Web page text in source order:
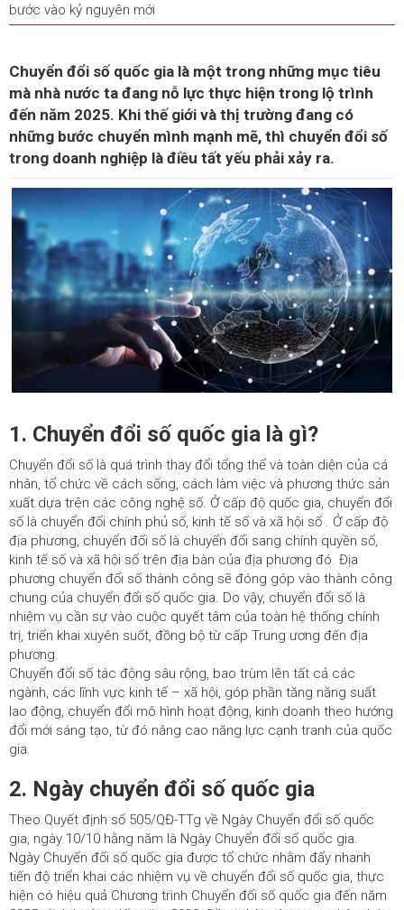
bước vào kỷ nguyên mới
Chuyển đổi số quốc gia là một trong những mục tiêu
mà nhà nước ta đang nỗ lực thực hiện trong lộ trình
đến năm 2025. Khi thế giới và thị trường đang có
những bước chuyển mình mạnh mẽ, thì chuyển đổi số
trong doanh nghiệp là điều tất yếu phải xảy ra.
1. Chuyển đổi số quốc gia là gì?
Chuyển đổi số là quá trình thay đổi tổng thể và toàn diện của cá
nhân, tổ chức về cách sống, cách làm việc và phương thức sản
xuất dựa trên các công nghệ số. Ở cấp độ quốc gia, chuyển đổi
số là chuyển đổi chính phủ số, kinh tế số và xã hội số . Ở cấp độ
địa phương, chuyển đổi số là chuyển đổi sang chính quyền số,
kinh tế số và xã hội số trên địa bàn của địa phương đó. Địa
phương chuyển đổi số thành công sẽ đóng góp vào thành công
chung của chuyển đổi số quốc gia. Do vậy, chuyển đổi số là
nhiệm vụ cần sự vào cuộc quyết tâm của toàn hệ thống chính
trị, triển khai xuyên suốt, đồng bộ từ cấp Trung ương đến địa
phương.
Chuyển đổi số tác động sâu rộng, bao trùm lên tất cả các
ngành, các lĩnh vực kinh tế – xã hội, góp phần tăng năng suất
lao động, chuyển đổi mô hình hoạt động, kinh doanh theo hướng
đổi mới sáng tạo, từ đó nâng cao năng lực cạnh tranh của quốc
gia.
2. Ngày chuyển đổi số quốc gia
Theo Quyết định số 505/QĐ-TTg về Ngày Chuyển đổi số quốc
gia, ngày 10/10 hằng năm là Ngày Chuyển đổi số quốc gia.
Ngày Chuyển đổi số quốc gia được tổ chức nhằm đẩy nhanh
tiến độ triển khai các nhiệm vụ về chuyển đổi số quốc gia, thực
hiện có hiệu quả Chương trình Chuyển đổi số quốc gia đến năm